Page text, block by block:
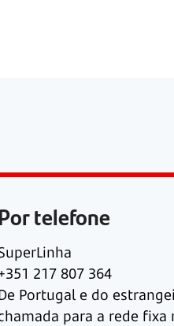
Por telefone
217 807 364
Portugal e do
para a rede fixa